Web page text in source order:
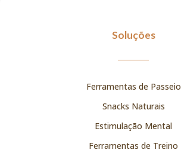
Soluções
Ferramentas de Passeio
Snacks Naturais
Estimulação Mental
Ferramentas de Treino